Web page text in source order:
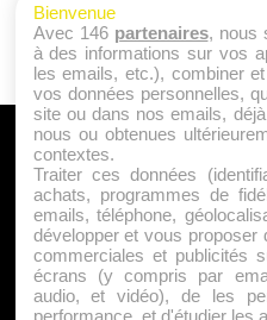
A
Qui
Politique
Bienvenue
Avec 146 partenaires, nous
à des informations sur vos
les emails, etc.), combiner
vos données personnelles,
site ou dans nos emails,
nous ou obtenues
contextes.
Traiter ces données
achats, programmes de
emails, téléphone,
développer et vous
commerciales et publicités
écrans (y compris par
audio, et vidéo), de les
performance, et d'étudier les